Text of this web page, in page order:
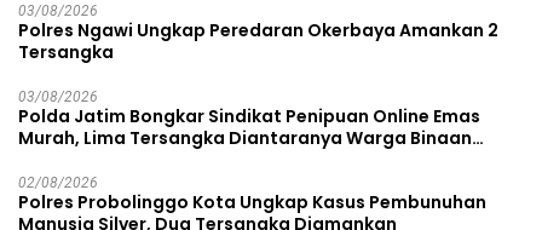
03/08/2026
Polres Ngawi Ungkap Peredaran Okerbaya Amankan 2
Tersangka
03/08/2026
Polda Jatim Bongkar Sindikat Penipuan Online Emas
Murah, Lima Tersangka Diantaranya Warga Binaan
02/08/2026
Polres Probolinggo Kota Ungkap Kasus Pembunuhan
Manusia Silver, Dua Tersangka Diamankan